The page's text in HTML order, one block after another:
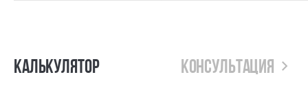
Калькулятор Консультация